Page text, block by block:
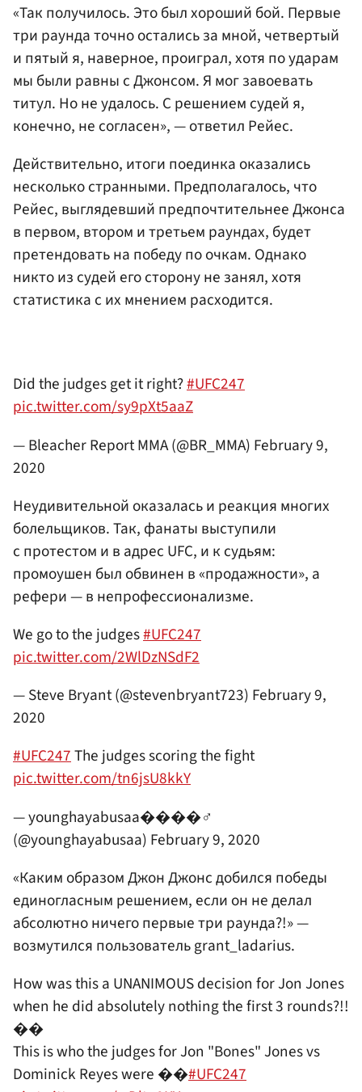
«Так получилось. Это был хороший бой. Первые
три раунда точно остались за мной, четвертый
и пятый я, наверное, проиграл, хотя по ударам
мы были равны с Джонсом. Я мог завоевать
титул. Но не удалось. С решением судей я,
конечно, не согласен», — ответил Рейес.
Действительно, итоги поединка оказались
несколько странными. Предполагалось, что
Рейес, выглядевший предпочтительнее Джонса
в первом, втором и третьем раундах, будет
претендовать на победу по очкам. Однако
никто из судей его сторону не занял, хотя
статистика с их мнением расходится.
Did the judges get it right?#UFC247
pic.twitter.com/sy9pXt5aaZ
— Bleacher Report MMA (@BR_MMA) February 9,
2020
Неудивительной оказалась и реакция многих
болельщиков. Так, фанаты выступили
с протестом и в адрес UFC, и к судьям:
промоушен был обвинен в «продажности», а
рефери — в непрофессионализме.
We go to the judges#UFC247
pic.twitter.com/2WlDzNSdF2
— Steve Bryant (@stevenbryant723) February 9,
2020
#UFC247The judges scoring the fight
pic.twitter.com/tn6jsU8kkY
— younghayabusaa����‍♂️
(@younghayabusaa) February 9, 2020
«Каким образом Джон Джонс добился победы
единогласным решением, если он не делал
абсолютно ничего первые три раунда?!» —
возмутился пользователь grant_ladarius.
How was this a UNANIMOUS decision for Jon Jones
when he did absolutely nothing the first 3 rounds?!!
��
This is who the judges for Jon "Bones" Jones vs
Dominick Reyes were ��#UFC247